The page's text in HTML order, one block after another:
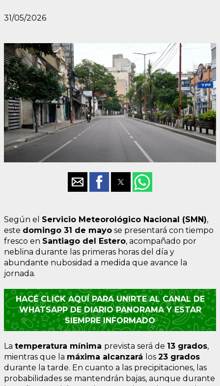
31/05/2026
Según el Servicio Meteorológico Nacional (SMN),
este domingo 31 de mayo se presentará con tiempo
fresco en Santiago del Estero, acompañado por
neblina durante las primeras horas del día y
abundante nubosidad a medida que avance la
jornada.
HACÉ CLICK AQUÍ PARA UNIRTE AL CANAL DE
WHATSAPP DE DIARIO PANORAMA Y ESTAR
SIEMPRE INFORMADO
La temperatura mínima prevista será de 13 grados,
mientras que la máxima alcanzará los 23 grados
durante la tarde. En cuanto a las precipitaciones, las
probabilidades se mantendrán bajas, aunque durante